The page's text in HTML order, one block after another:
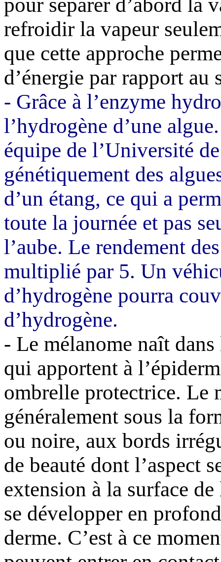
refroidir la vapeur
que cette approche
d’énergie par rapport au
- Grâce à l’enzyme
l’hydrogène d’une
équipe de l’Université
génétiquement des
d’un étang, ce qui a
toute la journée et pas
l’aube. Le rendement
multiplié par 5. Un
d’hydrogène pourra
d’hydrogène.
- Le mélanome naît
qui apportent à
ombrelle protectrice. Le
généralement sous la
ou noire, aux bords
de beauté dont l’aspect
extension à la surface
se développer en
derme. C’est à ce